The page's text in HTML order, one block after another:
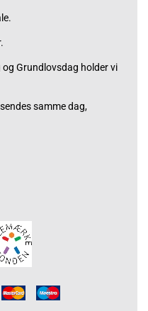
Grundlovsdag holder vi
samme dag,